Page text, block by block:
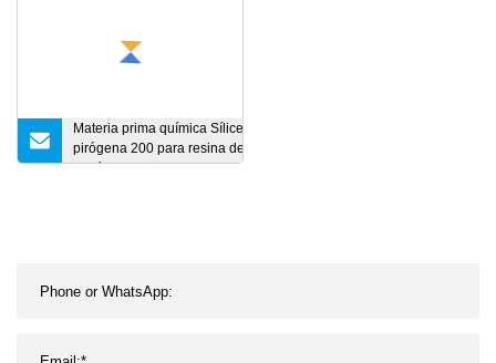
Materia prima química Sílice
pirógena 200 para resina de
poliéster insaturada/caucho de